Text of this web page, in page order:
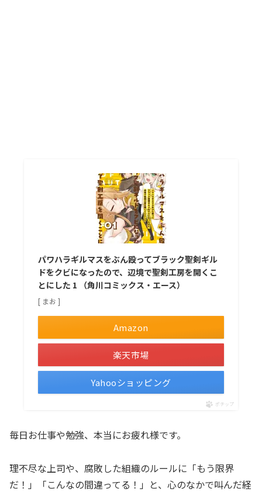
パワハラギルマスをぶん殴ってブラック聖剣ギル
ドをクビになったので、辺境で聖剣工房を開くこ
とにした 1 （角川コミックス・エース）
[ まお ]
Amazon
楽天市場
Yahooショッピング
ポチップ
毎日お仕事や勉強、本当にお疲れ様です。
理不尽な上司や、腐敗した組織のルールに「もう限界
だ！」「こんなの間違ってる！」と、心のなかで叫んだ経